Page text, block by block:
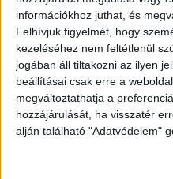
információkhoz juthat, és
Felhívjuk figyelmét, hogy
kezeléséhez nem feltétlenül
jogában áll tiltakozni az ilyen
beállításai csak erre a
megváltoztathatja a
hozzájárulását, ha visszatér
alján található "Adatvédelem"
A Samsung Electronics
okostelefonjait, amelyek a
kialakításukkal áttörik az
határait, miközben számos